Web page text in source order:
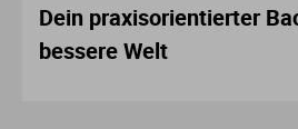
Dein praxisorientierter
bessere Welt